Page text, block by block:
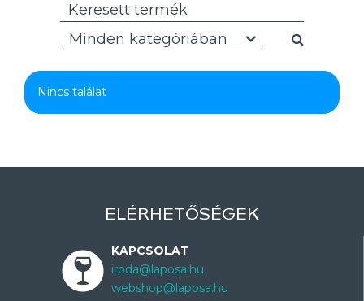
Minden kategóriában
Nincs találat
ELÉRHETŐSÉGEK
KAPCSOLAT
iroda@laposa.hu
webshop@laposa.hu